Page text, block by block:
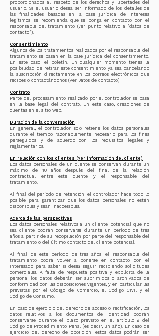
proporcionados al respeto de los derechos y libertades del
usuario. Si el usuario desea ser informado de los detalles de
las finalidades basadas en la base jurídica de intereses
legítimos, se recomienda que se ponga en contacto con el
responsable del tratamiento (ver punto relativo a "datos de
contacto").
Consentimiento
Algunos de los tratamientos realizados por el responsable del
tratamiento se basan en la base jurídica del consentimiento.
En este caso, el boletín. En cualquier momento tienes la
posibilidad de retirar este consentimiento ya sea cancelando
la suscripción directamente en los correos electrónicos que
recibes o contactándonos (ver Datos de contacto)
Contrato
Parte del procesamiento realizado por el controlador se basa
en la base legal del contrato. En este caso, creaciones de
cuentas en el sitio web.
Duración de la conversación
En general, el controlador solo retiene los datos personales
durante el tiempo razonablemente necesario para los fines
perseguidos y de acuerdo con los requisitos legales y
reglamentarios.
En relación con los clientes (ver información del cliente)
Los datos personales de un cliente se conservan durante un
máximo de 10 años después del final de la relación
contractual entre este cliente y el responsable del
tratamiento.
Al final del período de retención, el controlador hace todo lo
posible para garantizar que los datos personales no estén
disponibles y sean inaccesibles.
Acerca de las perspectivas
Los datos personales relativos a un cliente potencial que no
sea cliente podrán conservarse durante un período de tres
años a partir de su recopilación por parte del responsable del
tratamiento o del último contacto del cliente potencial.
Al final de este período de tres años, el responsable del
tratamiento podrá volver a ponerse en contacto con el
interesado para saber si desea seguir recibiendo solicitudes
comerciales. A falta de respuesta positiva y explícita de la
persona, los datos deberán ser suprimidos o archivados de
conformidad con las disposiciones vigentes, y en particular las
previstas por el Código de Comercio, el Código Civil y el
Código de Consumo.
En caso de ejercicio del derecho de acceso o rectificación, los
datos relativos a los documentos de identidad podrán
conservarse durante el plazo previsto en el artículo 9 del
Código de Procedimiento Penal (es decir, un año). En caso de
ejercicio del derecho de oposición, estos datos podrán ser